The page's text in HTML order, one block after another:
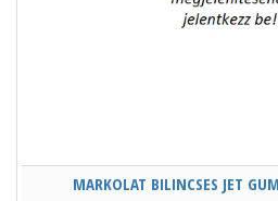
MARKOLAT BILINCSES JET